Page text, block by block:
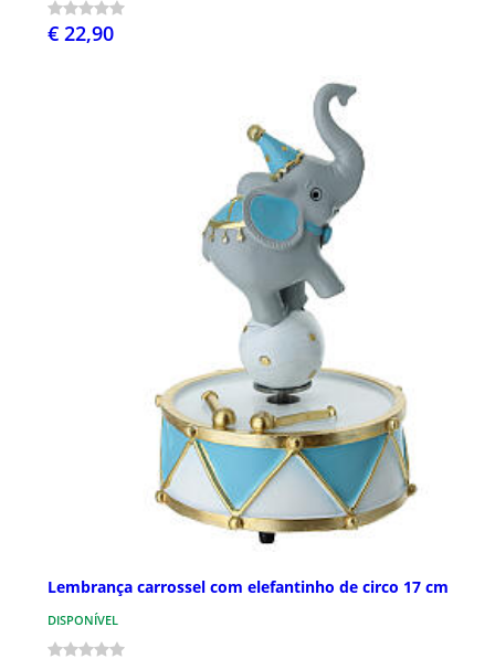
€ 22,90
Lembrança carrossel com elefantinho de circo 17 cm
DISPONÍVEL